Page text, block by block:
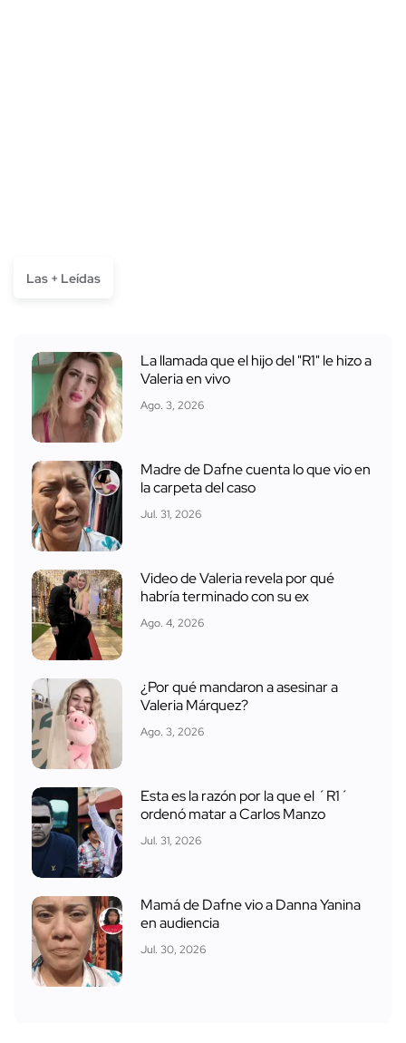
Las + Leídas
La llamada que el hijo del "R1" le hizo a
Valeria en vivo
Ago. 3, 2026
Madre de Dafne cuenta lo que vio en
la carpeta del caso
Jul. 31, 2026
Video de Valeria revela por qué
habría terminado con su ex
Ago. 4, 2026
¿Por qué mandaron a asesinar a
Valeria Márquez?
Ago. 3, 2026
Esta es la razón por la que el ´R1´
ordenó matar a Carlos Manzo
Jul. 31, 2026
Mamá de Dafne vio a Danna Yanina
en audiencia
Jul. 30, 2026